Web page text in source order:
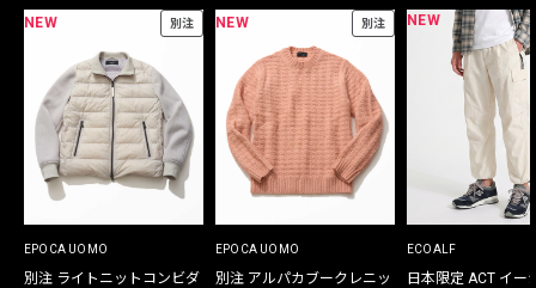
NEW 別注
EPOCA UOMO
別注 ライトニットコンビダ
NEW 別注
EPOCA UOMO
別注 アルパカブークレニッ
NEW
ECOALF
日本限定 ACT イー